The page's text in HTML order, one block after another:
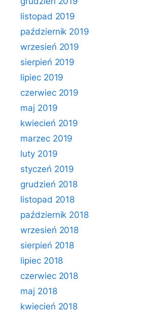
listopad 2019
październik 2019
wrzesień 2019
sierpień 2019
lipiec 2019
czerwiec 2019
maj 2019
kwiecień 2019
marzec 2019
luty 2019
styczeń 2019
grudzień 2018
listopad 2018
październik 2018
wrzesień 2018
sierpień 2018
lipiec 2018
czerwiec 2018
maj 2018
kwiecień 2018